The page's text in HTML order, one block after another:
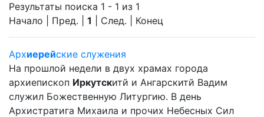
Результаты поиска 1 - 1 из 1
Начало | Пред. | 1 | След. | Конец
Архиерейские служения
На прошлой недели в двух храмах города
архиепископ Иркутскитй и Ангарскитй Вадим
служил Божественную Литургию. В день
Архистратига Михаила и прочих Небесных Сил